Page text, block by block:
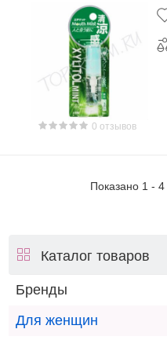
0 отзывов
Показано 1 - 4
Каталог товаров
Бренды
Для женщин